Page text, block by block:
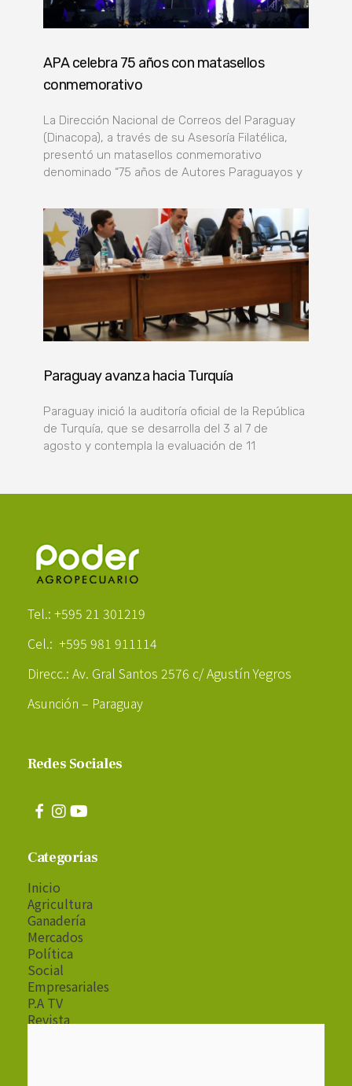
APA celebra 75 años con matasellos
conmemorativo
La Dirección Nacional de Correos del Paraguay
(Dinacopa), a través de su Asesoría Filatélica,
presentó un matasellos conmemorativo
denominado “75 años de Autores Paraguayos y
Paraguay avanza hacia Turquía
Paraguay inició la auditoría oficial de la República
de Turquía, que se desarrolla del 3 al 7 de
agosto y contempla la evaluación de 11
Tel.: +595 21 301219
Cel.: +595 981 911114
Direcc.: Av. Gral Santos 2576 c/ Agustín Yegros
Asunción – Paraguay
Redes Sociales
Categorías
Inicio
Agricultura
Ganadería
Mercados
Política
Social
Empresariales
P.A TV
Revista